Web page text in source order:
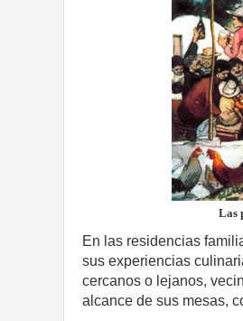
Las
En las residencias
sus experiencias
cercanos o lejanos,
alcance de sus mesas,